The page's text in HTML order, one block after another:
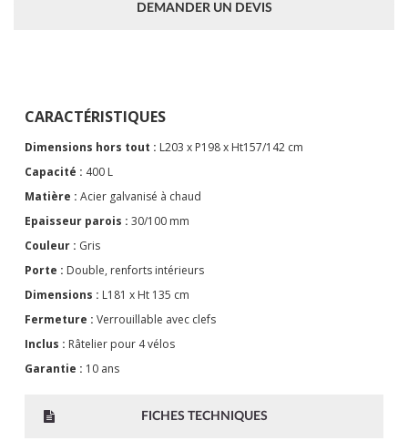
DEMANDER UN DEVIS
CARACTÉRISTIQUES
Dimensions hors tout : L203 x P198 x Ht157/142 cm
Capacité : 400 L
Matière : Acier galvanisé à chaud
Epaisseur parois : 30/100 mm
Couleur : Gris
Porte : Double, renforts intérieurs
Dimensions : L181 x Ht 135 cm
Fermeture : Verrouillable avec clefs
Inclus : Râtelier pour 4 vélos
Garantie : 10 ans
FICHES TECHNIQUES